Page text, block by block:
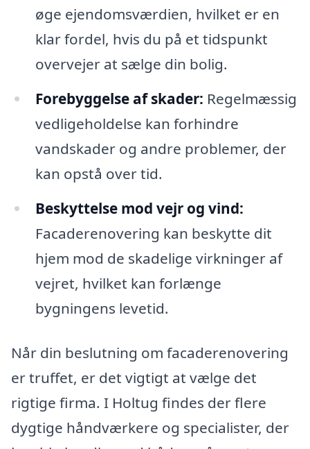
øge ejendomsværdien, hvilket er en
klar fordel, hvis du på et tidspunkt
overvejer at sælge din bolig.
Forebyggelse af skader: Regelmæssig
vedligeholdelse kan forhindre
vandskader og andre problemer, der
kan opstå over tid.
Beskyttelse mod vejr og vind:
Facaderenovering kan beskytte dit
hjem mod de skadelige virkninger af
vejret, hvilket kan forlænge
bygningens levetid.
Når din beslutning om facaderenovering
er truffet, er det vigtigt at vælge det
rigtige firma. I Holtug findes der flere
dygtige håndværkere og specialister, der